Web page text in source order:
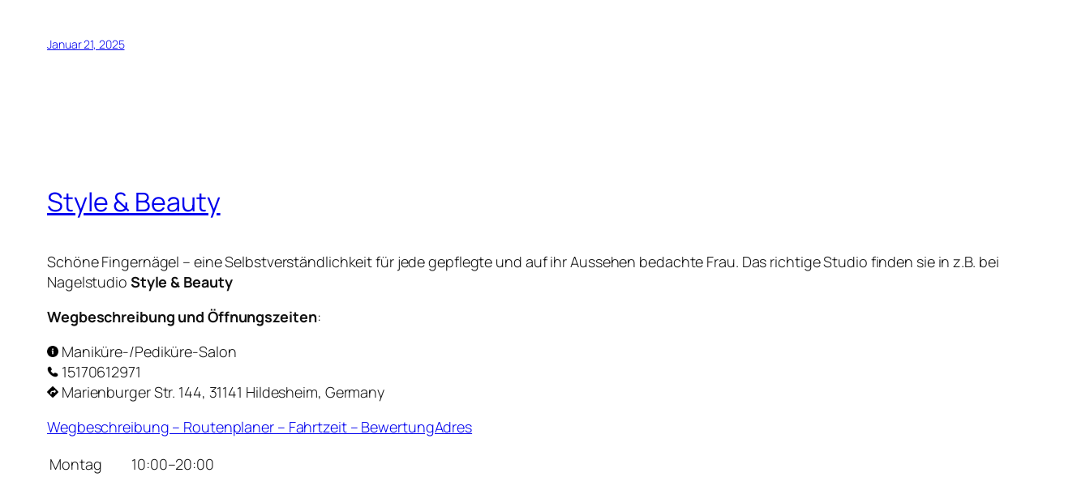
Januar 21, 2025
Style & Beauty
Schöne Fingernägel – eine Selbstverständlichkeit für jede gepflegte und auf ihr Aussehen bedachte Frau. Das richtige Studio finden sie in z.B. bei
Nagelstudio Style & Beauty
Wegbeschreibung und Öffnungszeiten:
Maniküre-/Pediküre-Salon
15170612971
Marienburger Str. 144, 31141 Hildesheim, Germany
Wegbeschreibung – Routenplaner – Fahrtzeit – BewertungAdres
Montag
10:00–20:00